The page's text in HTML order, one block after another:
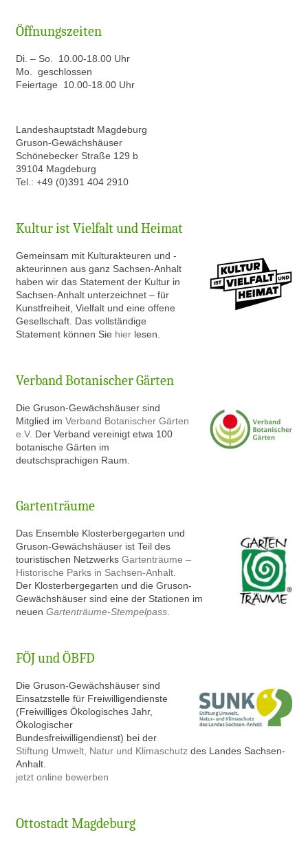
Öffnungszeiten
Di. – So. 10.00-18.00 Uhr
Mo. geschlossen
Feiertage 10.00-18.00 Uhr
Landeshauptstadt Magdeburg
Gruson-Gewächshäuser
Schönebecker Straße 129 b
39104 Magdeburg
Tel.: +49 (0)391 404 2910
Kultur ist Vielfalt und Heimat
Gemeinsam mit Kulturakteuren und -
akteurinnen aus ganz Sachsen-Anhalt
haben wir das Statement der Kultur in
Sachsen-Anhalt unterzeichnet – für
Kunstfreiheit, Vielfalt und eine offene
Gesellschaft. Das vollständige
Statement können Sie hier lesen.
Verband Botanischer Gärten
Die Gruson-Gewächshäuser sind
Mitglied imVerband Botanischer Gärten
e.V. Der Verband vereinigt etwa 100
botanische Gärten im
deutschsprachigen Raum.
Gartenträume
Das Ensemble Klosterbergegarten und
Gruson-Gewächshäuser ist Teil des
touristischen NetzwerksGartenträume –
Historische Parks in Sachsen-Anhalt.
Der Klosterbergegarten und die Gruson-
Gewächshäuser sind eine der Stationen im
neuenGartenträume-Stempelpass.
FÖJ und ÖBFD
Die Gruson-Gewächshäuser sind
Einsatzstelle für Freiwilligendienste
(Freiwilliges Ökologisches Jahr,
Ökologischer
Bundesfreiwilligendienst) bei der
Stiftung Umwelt, Natur und Klimaschutz des Landes Sachsen-
Anhalt.
jetzt online bewerben
Ottostadt Magdeburg